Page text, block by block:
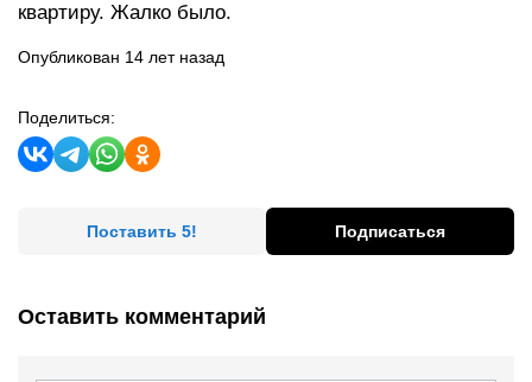
квартиру. Жалко было.
Опубликован 14 лет назад
Поделиться:
Поставить 5! Подписаться
Оставить комментарий